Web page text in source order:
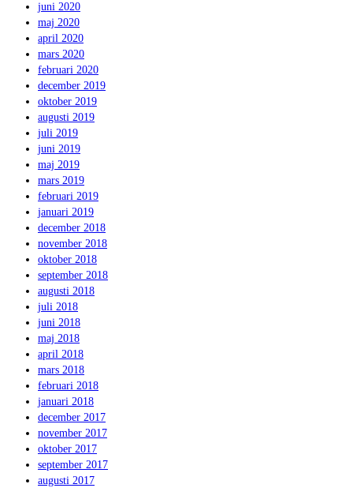
juni 2020
maj 2020
april 2020
mars 2020
februari 2020
december 2019
oktober 2019
augusti 2019
juli 2019
juni 2019
maj 2019
mars 2019
februari 2019
januari 2019
december 2018
november 2018
oktober 2018
september 2018
augusti 2018
juli 2018
juni 2018
maj 2018
april 2018
mars 2018
februari 2018
januari 2018
december 2017
november 2017
oktober 2017
september 2017
augusti 2017